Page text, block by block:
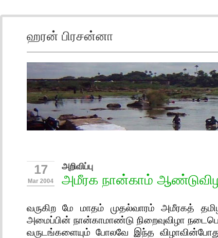
ஹரன் பிரசன்னா
17
Mar 2004
அறிவிப்பு
அமீரக நான்காம் ஆண்டுவிழா
வருகிற மே மாதம் முதல்வாரம் அமீரகத்
அமைப்பின் நான்காமாண்டு நிறைவுவிழா
வருடங்களையும் போலவே இந்த